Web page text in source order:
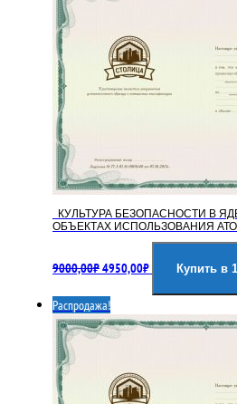
КУЛЬТУРА БЕЗОПАСНОСТИ В
ОБЪЕКТАХ ИСПОЛЬЗОВАНИЯ
9000,00₽цена
9000,00₽.
4950,00₽цена:
Купить в
Распродажа!